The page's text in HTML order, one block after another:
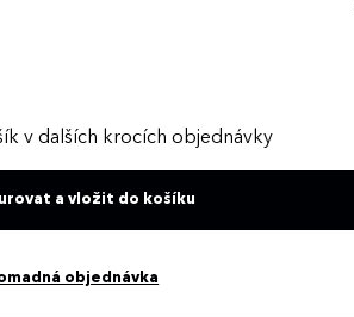
v dalších krocích objednávky
a vložit do košíku
objednávka